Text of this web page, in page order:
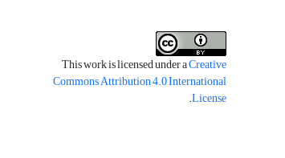
This work is licensed under aCreative
Commons Attribution 4.0 International
License
.